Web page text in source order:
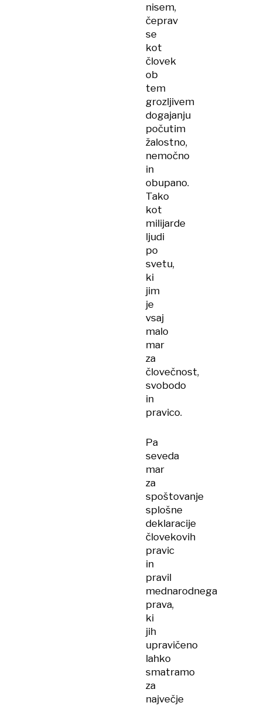
nisem,
čeprav
se
kot
človek
ob
tem
grozljivem
dogajanju
počutim
žalostno,
nemočno
in
obupano.
Tako
kot
milijarde
ljudi
po
svetu,
ki
jim
je
vsaj
malo
mar
za
človečnost,
svobodo
in
pravico.
Pa
seveda
mar
za
spoštovanje
splošne
deklaracije
človekovih
pravic
in
pravil
mednarodnega
prava,
ki
jih
upravičeno
lahko
smatramo
za
največje